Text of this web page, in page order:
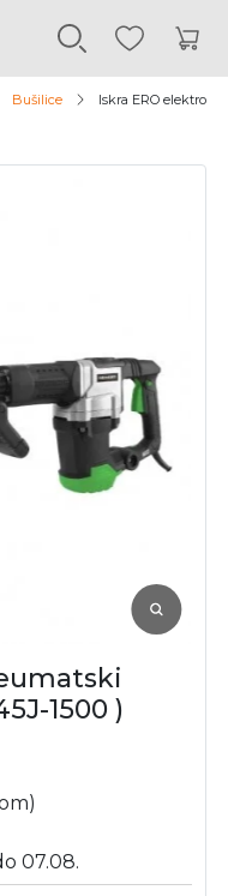
Bušilice Iskra ERO
1500 )
07.08.